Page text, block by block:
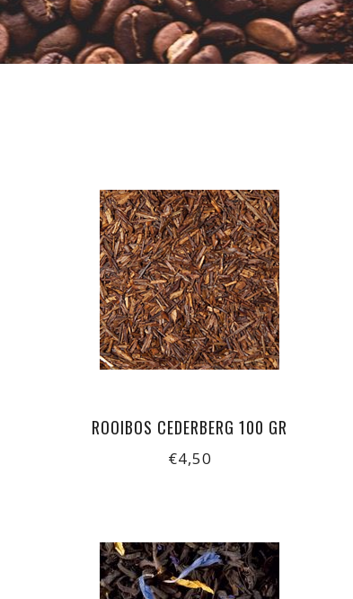
ROOIBOS CEDERBERG 100 GR
€4,50